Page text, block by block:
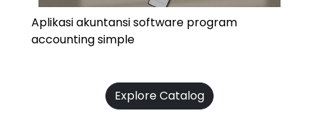
Aplikasi akuntansi software program
accounting simple
Explore Catalog